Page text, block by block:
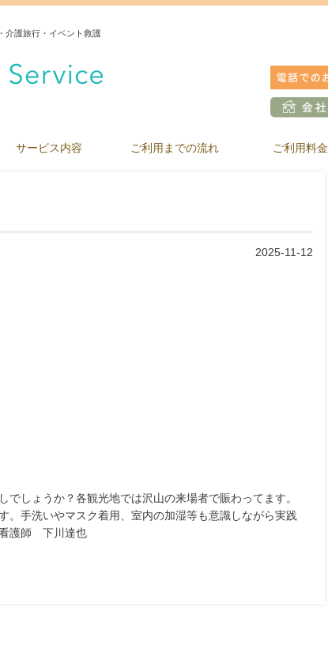
介護旅行・イベント救護
サービス内容 ご利用までの流れ ご利用料金
2025-11-12
しょうか？各観光地では沢山の来場者で賑わってます。
。手洗いやマスク着用、室内の加湿等も意識しながら実践
護師 下川達也